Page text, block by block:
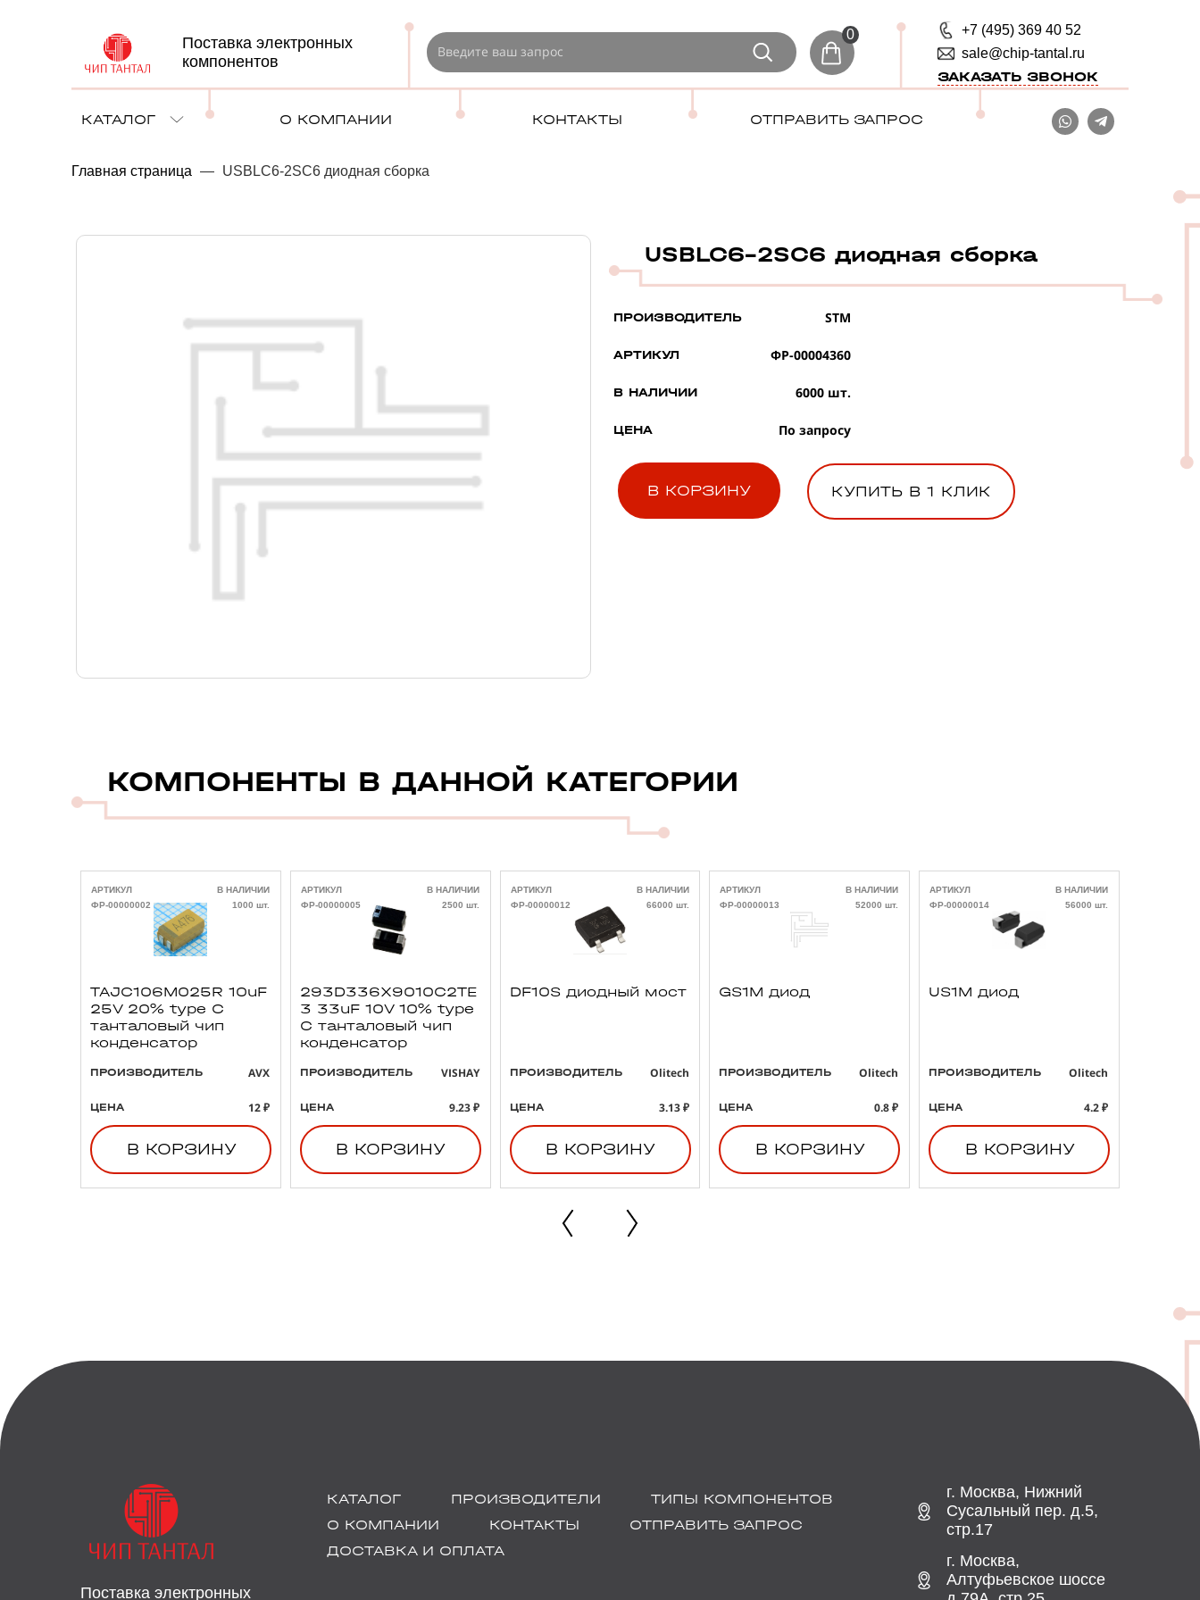
Поставка электронных
компонентов
0
+7 (495) 369 40 52
sale@chip-tantal.ru
ЗАКАЗАТЬ ЗВОНОК
КАТАЛОГ О КОМПАНИИ КОНТАКТЫ ОТПРАВИТЬ ЗАПРОС
Главная страница — USBLC6-2SC6 диодная сборка
USBLC6-2SC6 диодная сборка
ПРОИЗВОДИТЕЛЬ STM
АРТИКУЛ ФР-00004360
В НАЛИЧИИ 6000 шт.
ЦЕНА По запросу
В КОРЗИНУ КУПИТЬ В 1 КЛИК
КОМПОНЕНТЫ В ДАННОЙ КАТЕГОРИИ
АРТИКУЛ
ФР-00000002
В НАЛИЧИИ
1000 шт.
TAJC106M025R 10uF
25V 20% type C
танталовый чип
конденсатор
ПРОИЗВОДИТЕЛЬ AVX
ЦЕНА 12 ₽
В КОРЗИНУ
АРТИКУЛ
ФР-00000005
В НАЛИЧИИ
2500 шт.
293D336X9010C2TE
3 33uF 10V 10% type
C танталовый чип
конденсатор
ПРОИЗВОДИТЕЛЬ VISHAY
ЦЕНА 9.23 ₽
В КОРЗИНУ
АРТИКУЛ
ФР-00000012
В НАЛИЧИИ
66000 шт.
DF10S диодный мост
ПРОИЗВОДИТЕЛЬ Olitech
ЦЕНА 3.13 ₽
В КОРЗИНУ
АРТИКУЛ
ФР-00000013
В НАЛИЧИИ
52000 шт.
GS1M диод
ПРОИЗВОДИТЕЛЬ Olitech
ЦЕНА 0.8 ₽
В КОРЗИНУ
АРТИКУЛ
ФР-00000014
В НАЛИЧИИ
56000 шт.
US1M диод
ПРОИЗВОДИТЕЛЬ Olitech
ЦЕНА 4.2 ₽
В КОРЗИНУ
Поставка электронных
КАТАЛОГ ПРОИЗВОДИТЕЛИ
ТИПЫ КОМПОНЕНТОВ
О КОМПАНИИ
КОНТАКТЫ
ОТПРАВИТЬ ЗАПРОС
ДОСТАВКА И ОПЛАТА
г. Москва, Нижний
Сусальный пер. д.5,
стр.17
г. Москва,
Алтуфьевское шоссе